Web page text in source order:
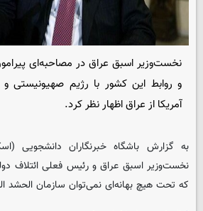
نخست‌وزیر اسبق عراق در مصاحبه‌ای
و روابط این کشور با رژیم صهیونیستی و
آمریکا از عراق اظهار نظر کرد.
به گزارش باشگاه خبرنگاران دانشجویی
نخست‌وزیر اسبق عراق و رئیس فعلی ائتلاف
که تحت هیچ بهانه‌ای نمی‌توان سازمان الحشد